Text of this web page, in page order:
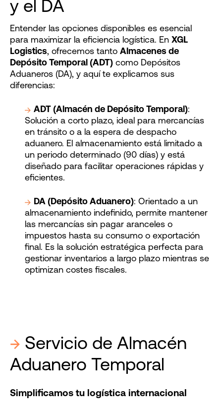
y el DA
Entender las opciones disponibles es esencial
para maximizar la eficiencia logística. En XGL
Logistics, ofrecemos tanto Almacenes de
Depósito Temporal (ADT) como Depósitos
Aduaneros (DA), y aquí te explicamos sus
diferencias:
ADT (Almacén de Depósito Temporal):
Solución a corto plazo, ideal para mercancías
en tránsito o a la espera de despacho
aduanero. El almacenamiento está limitado a
un periodo determinado (90 días) y está
diseñado para facilitar operaciones rápidas y
eficientes.
DA (Depósito Aduanero): Orientado a un
almacenamiento indefinido, permite mantener
las mercancías sin pagar aranceles o
impuestos hasta su consumo o exportación
final. Es la solución estratégica perfecta para
gestionar inventarios a largo plazo mientras se
optimizan costes fiscales.
→ Servicio de Almacén
Aduanero Temporal
Simplificamos tu logística internacional